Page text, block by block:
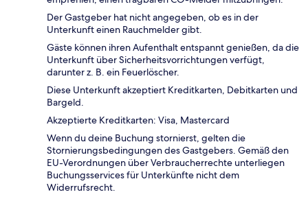
Der Gastgeber hat nicht angegeben, ob es in der
Unterkunft einen Rauchmelder gibt.
Gäste können ihren Aufenthalt entspannt genießen, da die
Unterkunft über Sicherheitsvorrichtungen verfügt,
darunter z. B. ein Feuerlöscher.
Diese Unterkunft akzeptiert Kreditkarten, Debitkarten und
Bargeld.
Akzeptierte Kreditkarten: Visa, Mastercard
Wenn du deine Buchung stornierst, gelten die
Stornierungsbedingungen des Gastgebers. Gemäß den
EU-Verordnungen über Verbraucherrechte unterliegen
Buchungsservices für Unterkünfte nicht dem
Widerrufsrecht.